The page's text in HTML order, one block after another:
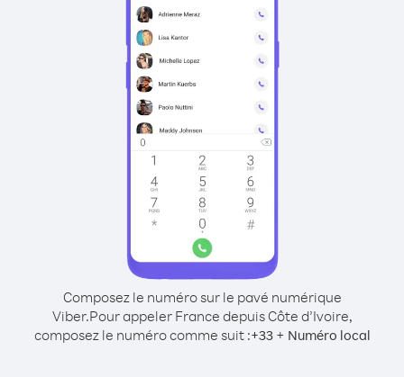
Composez le numéro sur le pavé numérique
Viber.Pour appeler France depuis Côte d’Ivoire,
composez le numéro comme suit :+33+ Numéro local